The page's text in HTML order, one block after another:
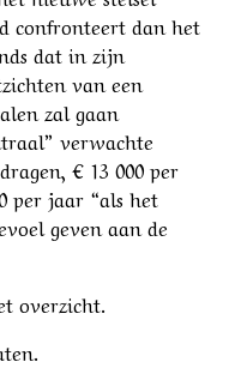
confronteert dan het
dat in zijn
van een
zal gaan
verwachte
€ 13 000 per
per jaar “als het
geven aan de
overzicht.